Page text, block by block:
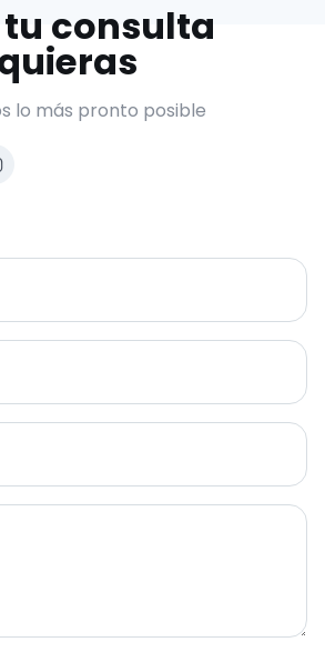
consulta
lo más pronto posible